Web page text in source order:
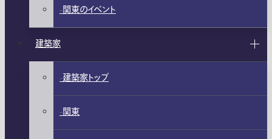
関東のイベント
建築家
建築家トップ
関東